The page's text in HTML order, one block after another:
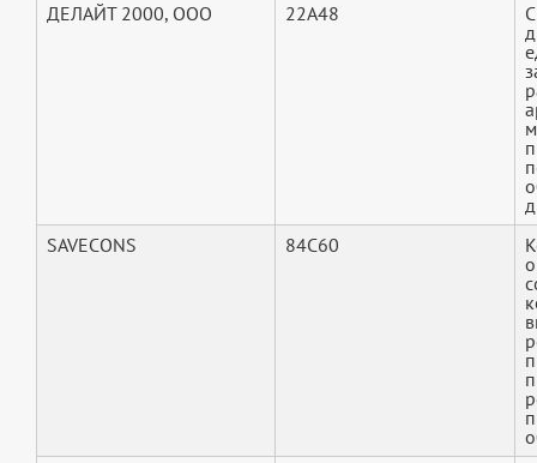
ДЕЛАЙТ 2000, ООО
22A48
SAVECONS
84C60